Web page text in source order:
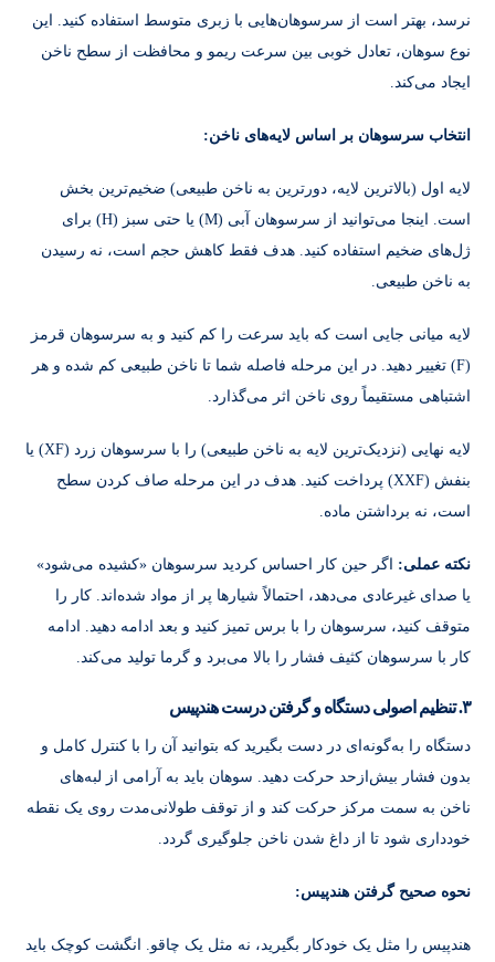
نرسد، بهتر است از سرسوهان‌هایی با زبری متوسط استفاده کنید. این
نوع سوهان، تعادل خوبی بین سرعت ریمو و محافظت از سطح ناخن
ایجاد می‌کند.
انتخاب سرسوهان بر اساس لایه‌های ناخن:
لایه اول (بالاترین لایه، دورترین به ناخن طبیعی) ضخیم‌ترین بخش
است. اینجا می‌توانید از سرسوهان آبی (M) یا حتی سبز (H) برای
ژل‌های ضخیم استفاده کنید. هدف فقط کاهش حجم است، نه رسیدن
به ناخن طبیعی.
لایه میانی جایی است که باید سرعت را کم کنید و به سرسوهان قرمز
(F) تغییر دهید. در این مرحله فاصله شما تا ناخن طبیعی کم شده و هر
اشتباهی مستقیماً روی ناخن اثر می‌گذارد.
لایه نهایی (نزدیک‌ترین لایه به ناخن طبیعی) را با سرسوهان زرد (XF) یا
بنفش (XXF) پرداخت کنید. هدف در این مرحله صاف کردن سطح
است، نه برداشتن ماده.
نکته عملی: اگر حین کار احساس کردید سرسوهان «کشیده می‌شود»
یا صدای غیرعادی می‌دهد، احتمالاً شیارها پر از مواد شده‌اند. کار را
متوقف کنید، سرسوهان را با برس تمیز کنید و بعد ادامه دهید. ادامه
کار با سرسوهان کثیف فشار را بالا می‌برد و گرما تولید می‌کند.
۳. تنظیم اصولی دستگاه و گرفتن درست هندپیس
دستگاه را به‌گونه‌ای در دست بگیرید که بتوانید آن را با کنترل کامل و
بدون فشار بیش‌ازحد حرکت دهید. سوهان باید به‌ آرامی از لبه‌های
ناخن به‌ سمت مرکز حرکت کند و از توقف طولانی‌مدت روی یک نقطه
خودداری شود تا از داغ شدن ناخن جلوگیری گردد.
نحوه صحیح گرفتن هندپیس:
هندپیس را مثل یک خودکار بگیرید، نه مثل یک چاقو. انگشت کوچک باید